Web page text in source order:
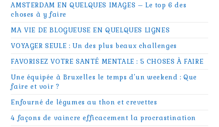
AMSTERDAM EN QUELQUES IMAGES – Le top 6 des
choses à y faire
MA VIE DE BLOGUEUSE EN QUELQUES LIGNES
VOYAGER SEULE : Un des plus beaux challenges
FAVORISEZ VOTRE SANTÉ MENTALE : 5 CHOSES À FAIRE
Une équipée à Bruxelles le temps d’un weekend : Que
faire et voir ?
Enfourné de légumes au thon et crevettes
4 façons de vaincre efficacement la procrastination